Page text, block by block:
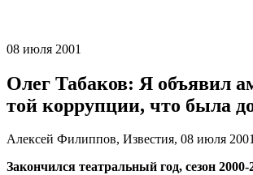
08 июля 2001
Олег Табаков: Я объявил
той коррупции, что была
Алексей Филиппов, Известия, 08 июля
Закончился театральный год, сезон 2000-